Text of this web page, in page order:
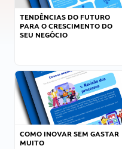
TENDÊNCIAS DO FUTURO
PARA O CRESCIMENTO DO
SEU NEGÓCIO
COMO INOVAR SEM GASTAR
MUITO